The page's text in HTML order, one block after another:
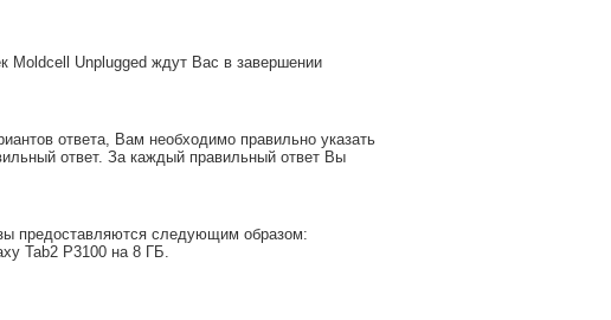
Moldcell Unplugged ждут Вас в завершении
ответа, Вам необходимо правильно указать
ответ. За каждый правильный ответ Вы
предоставляются следующим образом:
Tab2 P3100 на 8 ГБ.